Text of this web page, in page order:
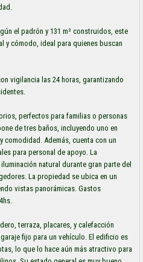
el padrón y 131 m² construidos, este
y cómodo, ideal para quienes buscan
vigilancia las 24 horas, garantizando
perfectos para familias o personas
de tres baños, incluyendo uno en
Además, cuenta con un
para personal de apoyo. La
natural durante gran parte del
La propiedad se ubica en un
vistas panorámicas. Gastos
terraza, placares, y calefacción
fijo para un vehículo. El edificio es
lo que lo hace aún más atractivo para